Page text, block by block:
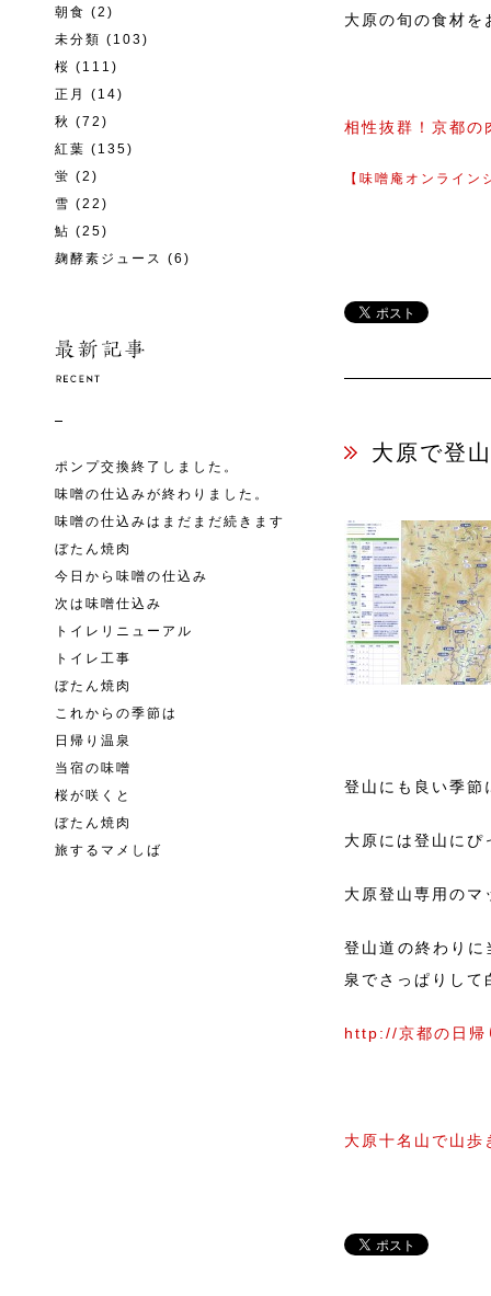
朝食 (2)
未分類 (103)
桜 (111)
正月
(14)
秋 (72)
紅葉 (135)
蛍 (2)
雪 (22)
鮎 (25)
麹酵素ジュース (6)
ポンプ交換終了しました。
味噌の仕込みが終わりました。
味噌の仕込みはまだまだ続きます
ぼたん焼肉
今日から味噌の仕込み
次は味噌仕込み
トイレリニューアル
トイレ工事
ぼたん焼肉
これからの季節は
日帰り温泉
当宿の味噌
桜が咲くと
ぼたん焼肉
旅するマメしば
大原の旬の食材
相性抜群！京都
【味噌庵オンライ
大原で登山
登山にも良い季節
大原には登山に
大原登山専用の
登山道の終わり
泉でさっぱりし
http://京都の日
大原十名山で山